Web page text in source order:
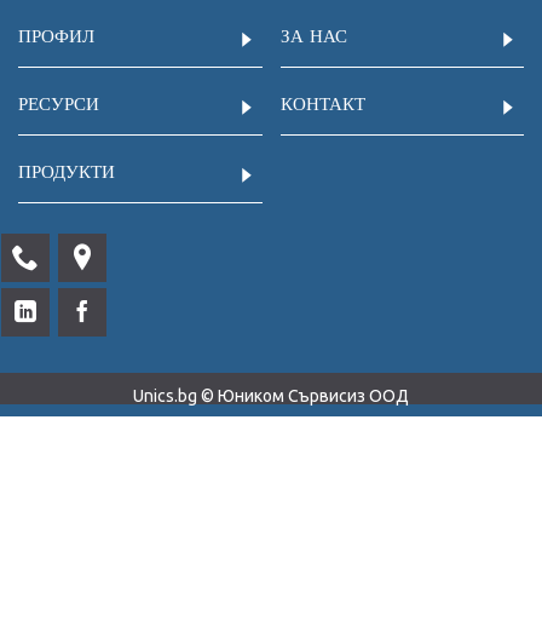
ПРОФИЛ ЗА НАС
РЕСУРСИ КОНТАКТ
ПРОДУКТИ
Unics.bg © Юником Сървисиз ООД